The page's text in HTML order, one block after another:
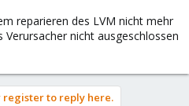
reparieren des LVM nicht mehr
nicht ausgeschlossen
register to reply here.